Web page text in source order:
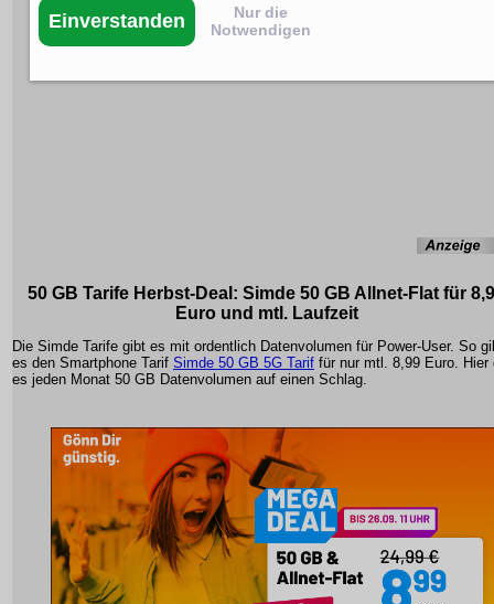
50 GB Tarife Herbst-Deal: Simde 50 GB Allnet-Flat für
Euro und mtl. Laufzeit
Die Simde Tarife gibt es mit ordentlich Datenvolumen für Power-User. So
es den Smartphone Tarif Simde 50 GB 5G Tarif für nur mtl. 8,99 Euro. Hier
es jeden Monat 50 GB Datenvolumen auf einen Schlag.
Einverstanden
Nur die
Notwendigen